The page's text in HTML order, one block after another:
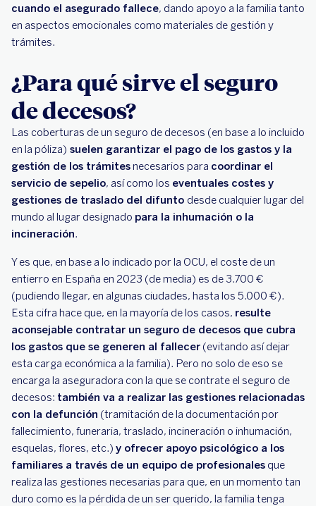
cuando el asegurado fallece, dando apoyo a la familia tanto
en aspectos emocionales como materiales de gestión y
trámites.
¿Para qué sirve el seguro
de decesos?
Las coberturas de un seguro de decesos (en base a lo incluido
en la póliza) suelen garantizar el pago de los gastos y la
gestión de los trámitesnecesarios para coordinar el
servicio de sepelio, así como los eventuales costes y
gestiones de traslado del difunto desde cualquier lugar del
mundo al lugar designado para la inhumación o la
incineración.
Y es que, en base a lo indicado por la OCU, el coste de un
entierro en España en 2023 (de media) es de 3.700 €
(pudiendo llegar, en algunas ciudades, hasta los 5.000 €).
Esta cifra hace que, en la mayoría de los casos, resulte
aconsejable contratar un seguro de decesos que cubra
los gastos que se generen al fallecer (evitando así dejar
esta carga económica a la familia). Pero no solo de eso se
encarga la aseguradora con la que se contrate el seguro de
decesos: también va a realizar las gestiones relacionadas
con la defunción (tramitación de la documentación por
fallecimiento, funeraria, traslado, incineración o inhumación,
esquelas, flores, etc.) y ofrecer apoyo psicológico a los
familiares a través de un equipo de profesionales que
realiza las gestiones necesarias para que, en un momento tan
duro como es la pérdida de un ser querido, la familia tenga